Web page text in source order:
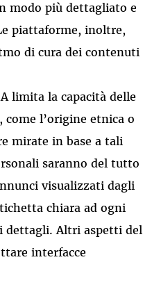
modo più dettagliato e
piattaforme, inoltre,
di cura dei contenuti
limita la capacità delle
l’origine etnica o
mirate in base a tali
saranno del tutto
visualizzati dagli
chiara ad ogni
dettagli. Altri aspetti del
interfacce